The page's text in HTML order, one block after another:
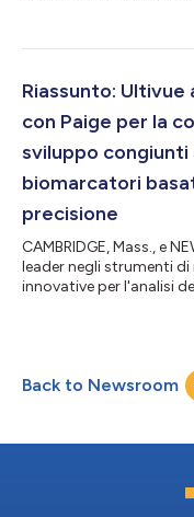
biofarmaceutici. Ultivue
(mIF) sia nella fenomica
Riassunto: Ultivue
con Paige per la
sviluppo congiunti
biomarcatori
precisione
CAMBRIDGE, Mass., e
leader negli strumenti
innovative per l'analisi
di capacità di
comparto farmaceutico
Back to Newsroom